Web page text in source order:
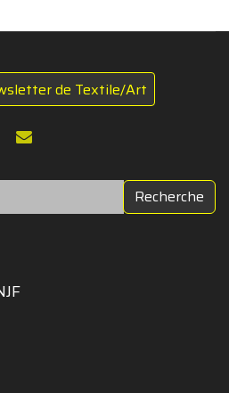
de Textile/Art
Recherche